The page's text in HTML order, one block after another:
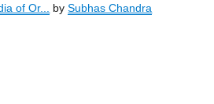
of Or... bySubhas Chandra